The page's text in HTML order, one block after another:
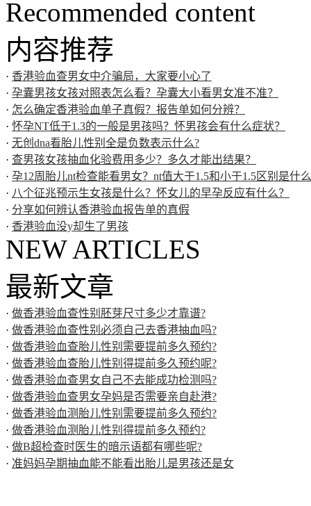
Recommended content
内容推荐
· 香港验血查男女中介骗局，大家要小心了
· 孕囊男孩女孩对照表怎么看？孕囊大小看男女准不准？
· 怎么确定香港验血单子真假？报告单如何分辨？
· 怀孕NT低于1.3的一般是男孩吗？怀男孩会有什么症状？
· 无创dna看胎儿性别全是负数表示什么?
· 查男孩女孩抽血化验费用多少？多久才能出结果？
· 孕12周胎儿nt检查能看男女？nt值大于1.5和小于1.5区别是什
· 八个征兆预示生女孩是什么？怀女儿的早孕反应有什么？
· 分享如何辨认香港验血报告单的真假
· 香港验血没y却生了男孩
NEW ARTICLES
最新文章
· 做香港验血查性别胚芽尺寸多少才靠谱?
· 做香港验血查性别必须自己去香港抽血吗?
· 做香港验血查胎儿性别需要提前多久预约?
· 做香港验血查胎儿性别得提前多久预约呢?
· 做香港验血查男女自己不去能成功检测吗?
· 做香港验血查男女孕妈是否需要亲自赴港?
· 做香港验血测胎儿性别需要提前多久预约?
· 做香港验血测胎儿性别得提前多久预约?
· 做B超检查时医生的暗示语都有哪些呢?
· 准妈妈孕期抽血能不能看出胎儿是男孩还是女